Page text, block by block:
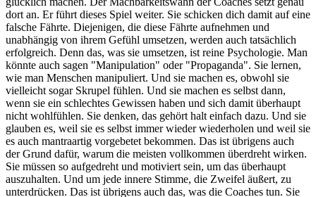
dort an. Er führt dieses Spiel weiter. Sie schicken dich damit auf eine
falsche Fährte. Diejenigen, die diese Fährte aufnehmen und
unabhängig von ihrem Gefühl umsetzen, werden auch tatsächlich
erfolgreich. Denn das, was sie umsetzen, ist reine Psychologie. Man
könnte auch sagen "Manipulation" oder "Propaganda". Sie lernen,
wie man Menschen manipuliert. Und sie machen es, obwohl sie
vielleicht sogar Skrupel fühlen. Und sie machen es selbst dann,
wenn sie ein schlechtes Gewissen haben und sich damit überhaupt
nicht wohlfühlen. Sie denken, das gehört halt einfach dazu. Und sie
glauben es, weil sie es selbst immer wieder wiederholen und weil sie
es auch mantraartig vorgebetet bekommen. Das ist übrigens auch
der Grund dafür, warum die meisten vollkommen überdreht wirken.
Sie müssen so aufgedreht und motiviert sein, um das überhaupt
auszuhalten. Und um jede innere Stimme, die Zweifel äußert, zu
unterdrücken. Das ist übrigens auch das, was die Coaches tun. Sie